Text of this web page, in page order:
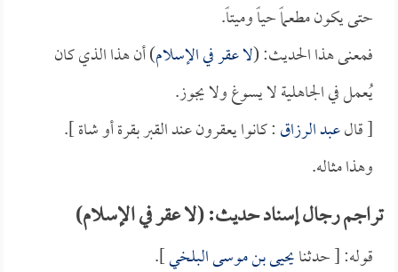
حتى يكون مطعماً حياً وميتاً.
فمعنى هذا الحديث: (لا عقر في الإسلام) أن هذا الذي كان
يُعمل في الجاهلية لا يسوغ ولا يجوز.
[ قالعبد الرزاق: كانوا يعقرون عند القبر بقرة أو شاة ].
وهذا مثاله.
تراجم رجال إسناد حديث: (لا عقر في الإسلام)
قوله: [ حدثنايحيى بن موسى البلخي].